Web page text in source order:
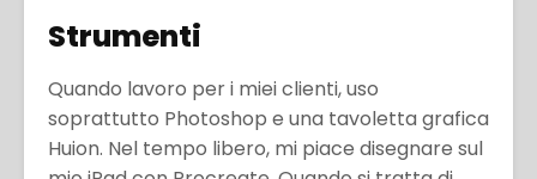
Strumenti
Quando lavoro per i miei clienti, uso
soprattutto Photoshop e una tavoletta grafica
Huion. Nel tempo libero, mi piace disegnare sul